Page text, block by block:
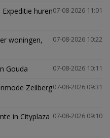
07-08-2026 11:01
huren
07-08-2026 10:22
woningen,
07-08-2026 10:11
Gouda
07-08-2026 09:31
Zeilberg
07-08-2026 09:10
in Cityplaza